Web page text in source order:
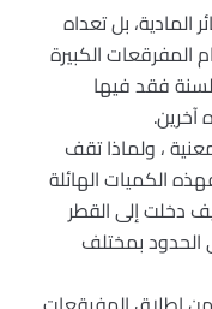
المادية، بل تعداه
المفرقعات الكبيرة
فقد فيها
، ولماذا تقف
الكميات الهائلة
دخلت إلى القطر
الحدود بمختلف